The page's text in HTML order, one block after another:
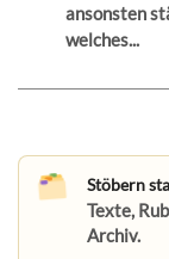
ansonsten
welches...
Stöbern
Texte,
Archiv.